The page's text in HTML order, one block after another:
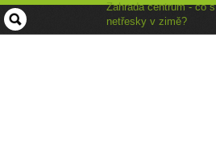
Zahrada centrum - co s
netřesky v zimě?